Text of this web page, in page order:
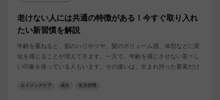
老けない人には共通の特徴がある！今すぐ取り入れ
たい新習慣を解説
年齢を重ねると、肌のハリやツヤ、髪のボリューム感、体型などに変
化を感じることが増えてきます。一方で、年齢を感じさせない若々し
い印象を保っている人もいます。その違いは、生まれ持った要素だけ
慣が、見た目の印象に影響していることもあります。今回は、老けな
エイジングケア 成分 生活習慣